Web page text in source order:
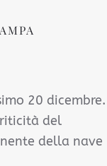
20 dicembre.
del
della nave